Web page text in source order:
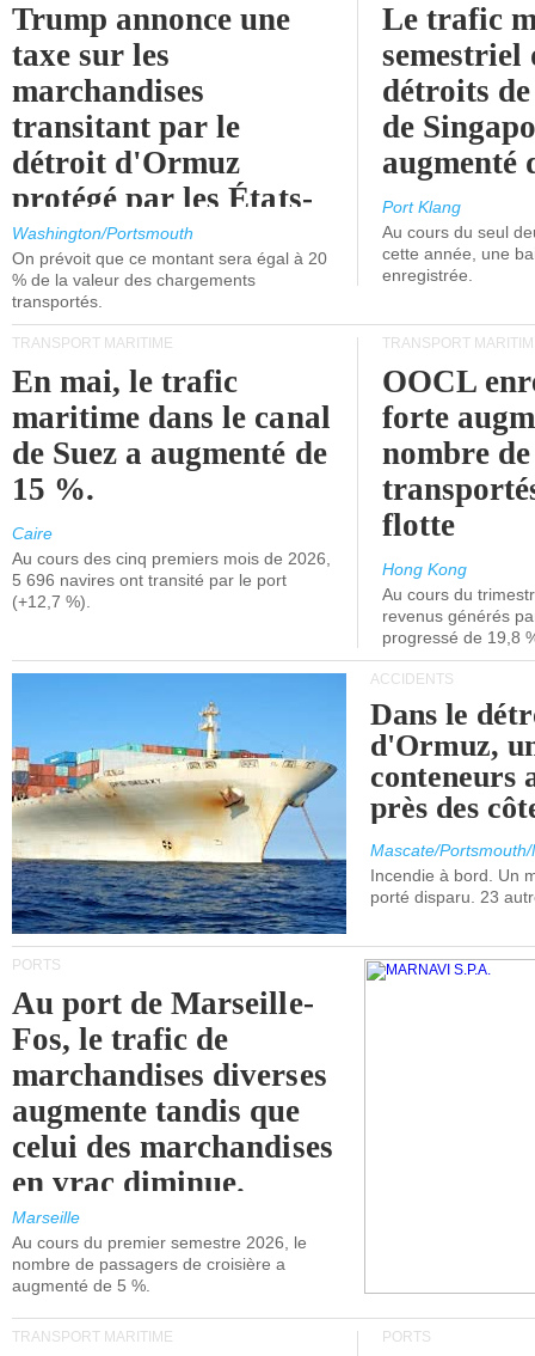
Trump annonce une
taxe sur les
marchandises
transitant par le
détroit d'Ormuz
protégé par les États-
Unis.
Washington/Portsmouth
On prévoit que ce montant sera égal à 20
% de la valeur des chargements
transportés.
Le trafic
semestriel
détroits
de
augmenté
Port Klang
Au cours du seul
cette année, une
enregistrée.
TRANSPORT MARITIME
En mai, le trafic
maritime dans le canal
de Suez a augmenté de
15 %.
Caire
Au cours des cinq premiers mois de 2026,
5 696 navires ont transité par le port
(+12,7 %).
TRANSPORT
OOCL
forte
nombre
flotte
Hong Kong
Au cours du
revenus générés
progressé de 19,8
ACCIDENTS
Dans le
d'Ormuz,
conteneurs
près des
Mascate/
Incendie à bord. Un
porté disparu. 23
PORTS
Au port de Marseille-
Fos, le trafic de
marchandises diverses
augmente tandis que
celui des marchandises
en vrac diminue.
Marseille
Au cours du premier semestre 2026, le
nombre de passagers de croisière a
augmenté de 5 %.
TRANSPORT MARITIME PORTS